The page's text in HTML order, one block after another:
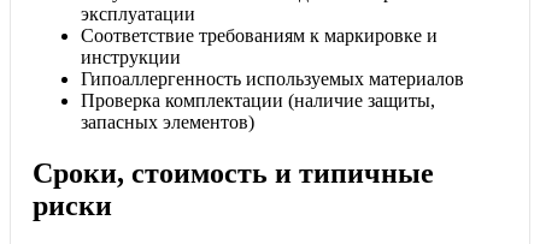
эксплуатации
Соответствие требованиям к маркировке и
инструкции
Гипоаллергенность используемых материалов
Проверка комплектации (наличие защиты,
запасных элементов)
Сроки, стоимость и типичные
риски